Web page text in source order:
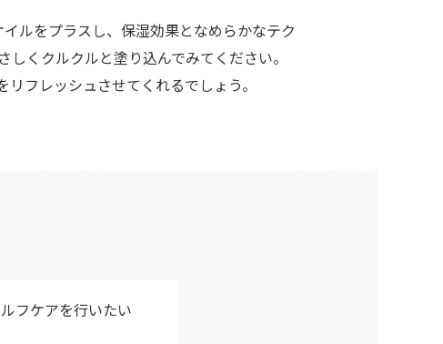
ルをプラスし、保湿効果となめらかなテク
くクルクルと塗り込んでみてください。
フレッシュさせてくれるでしょう。
フケアを行いたい